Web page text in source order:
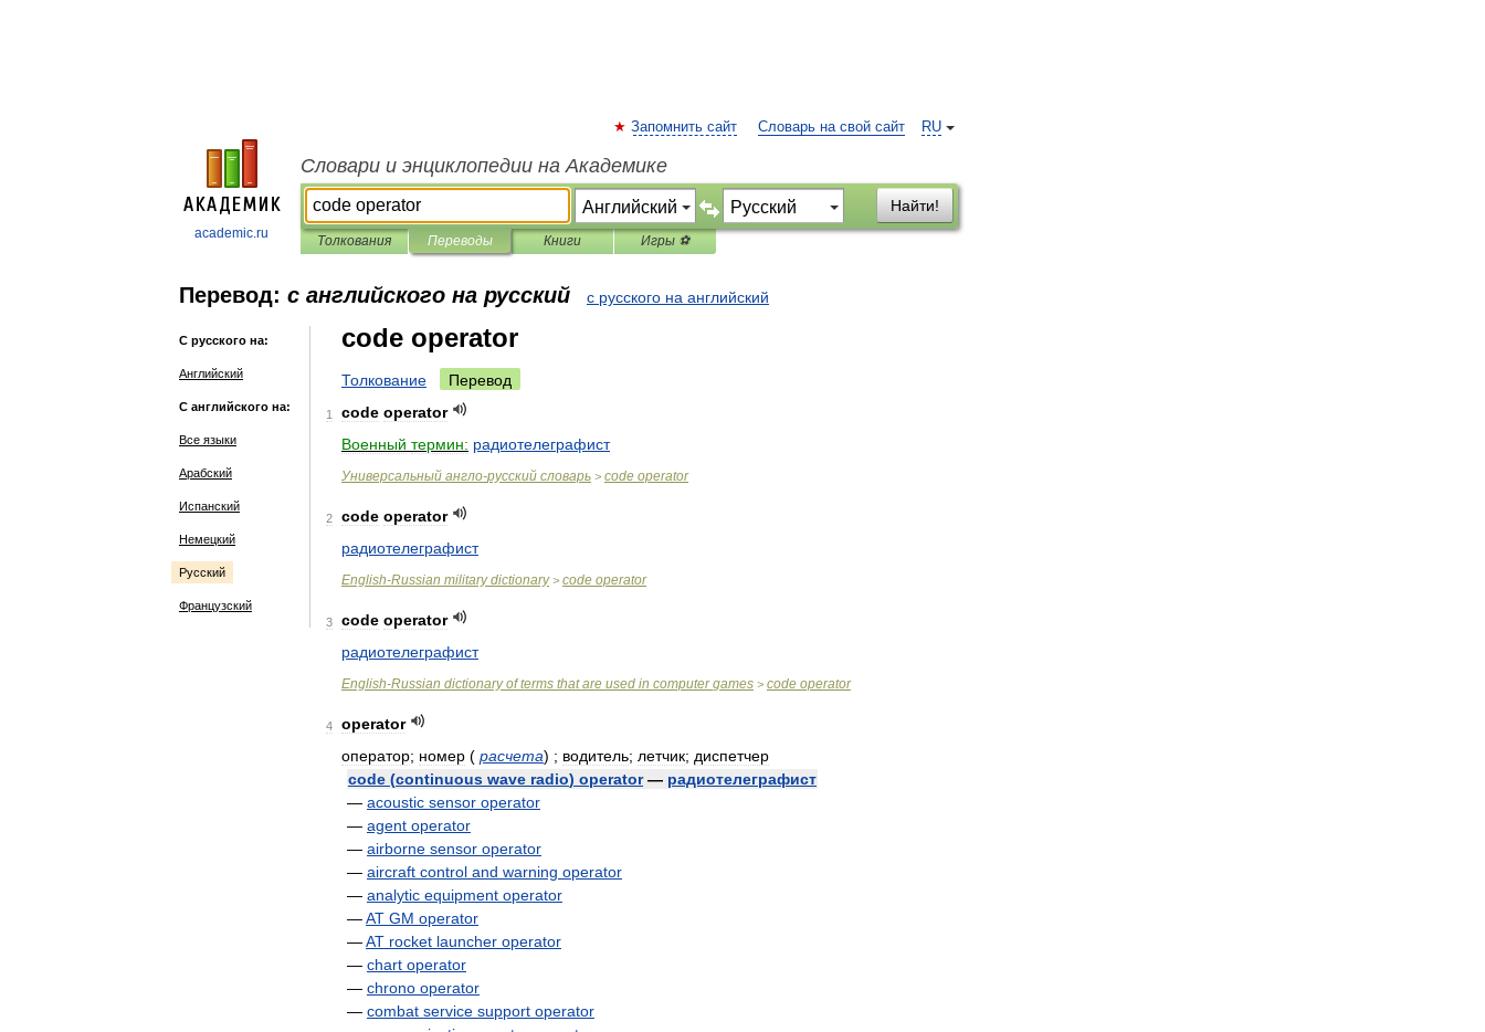
academic.ru
RU
Запомнить сайт Словарь на свой сайт
Словари и энциклопедии на Академике
Найти!
Толкования Переводы Книги Игры ⚽
Перевод: с английского на русский с русского на английский
С русского на:
Английский
С английского на:
Все языки
Арабский
Испанский
Немецкий
Русский
Французский
code operator
Толкование Перевод
1 code operator
Военный термин: радиотелеграфист
Универсальный англо-русский словарь > code operator
2 code operator
радиотелеграфист
English-Russian military dictionary> code operator
3 code operator
радиотелеграфист
English-Russian dictionary of terms that are used in computer games > code operator
4
operator
оператор; номер ( расчета) ; водитель; летчик; диспетчер
code (continuous wave radio) operator— радиотелеграфист
— acoustic sensor operator
— agent operator
— airborne sensor operator
— aircraft control and warning operator
— analytic equipment operator
—AT GM operator
—AT rocket launcher operator
— chart operator
— chrono operator
— combat service support operator